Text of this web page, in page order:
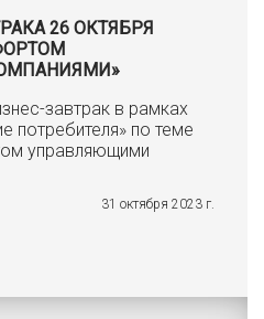
26 ОКТЯБРЯ
завтрак в рамках
потребителя» по теме
управляющими
31 октября 2023 г.